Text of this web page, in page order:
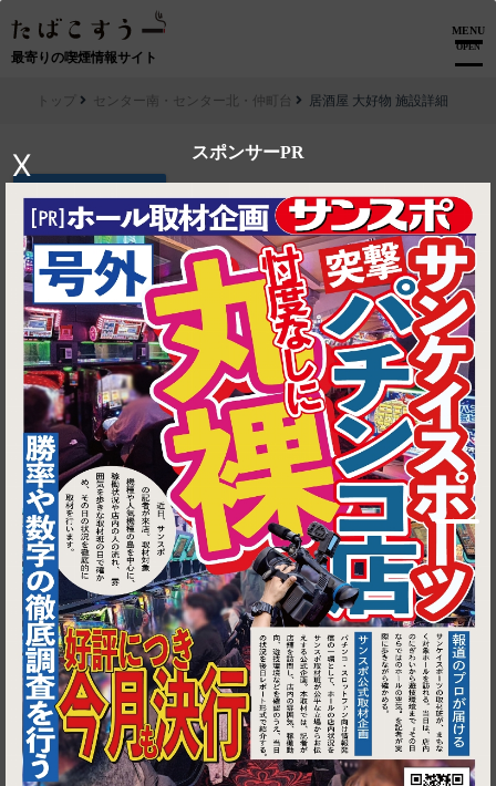
最寄りの喫煙情報サイト
MENU
OPEN
スポンサーPR
X
1
トップ センター南・センター北・仲町台 居酒屋 大好物 施設詳細
センター南・センター北・仲町台│居酒屋 大好物
都筑区中川中央1-23-15 Ｔ'sビル